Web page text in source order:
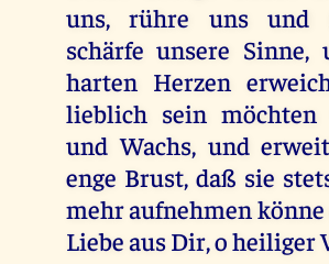
uns, rühre uns und
schärfe unsere Sinne,
harten Herzen
lieblich sein
und Wachs, und
enge Brust, daß sie
mehr aufnehmen
Liebe aus Dir, o heiliger